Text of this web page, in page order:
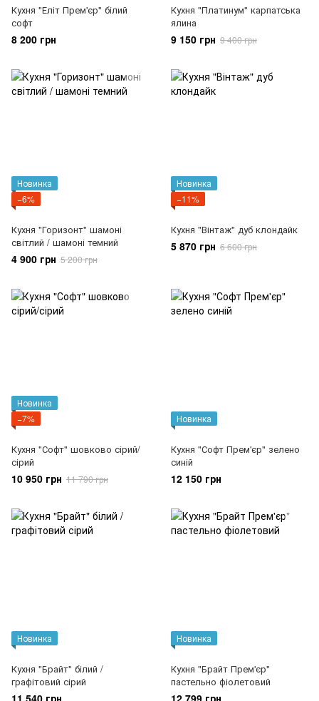
Кухня "Еліт Прем'єр" білий
софт
8 200 грн
Кухня "Платинум" карпатська
ялина
9 150 грн 9 400 грн
Новинка
−6%
Кухня "Горизонт" шамоні
світлий / шамоні темний
4 900 грн 5 200 грн
Новинка
−11%
Кухня "Вінтаж" дуб клондайк
5 870 грн 6 600 грн
Новинка
−7%
Кухня "Софт" шовково сірий/
сірий
10 950 грн 11 790 грн
Новинка
Кухня "Софт Прем'єр" зелено
синій
12 150 грн
Новинка
Кухня "Брайт" білий /
графітовий сірий
11 540 грн
Новинка
Кухня "Брайт Прем'єр"
пастельно фіолетовий
12 799 грн